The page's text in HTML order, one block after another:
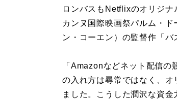
ロンバスもNetflixのオリジ
カンヌ国際映画祭パルム・
ン・コーエン）の監督作「バ
「Amazonなどネット配信
の入れ方は尋常ではなく、
ました。こうした潤沢な資